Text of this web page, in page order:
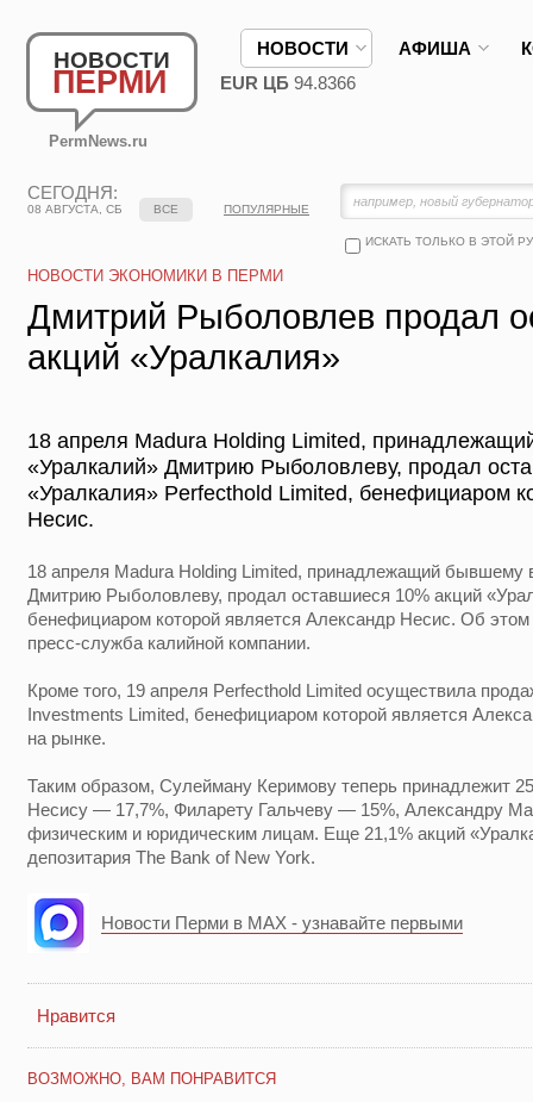
НОВОСТИ
ПЕРМИ
PermNews.ru
НОВОСТИ АФИША
EUR ЦБ 94.8366
СЕГОДНЯ:
08 АВГУСТА, СБ
ИСКАТЬ ТОЛЬКО В ЭТОЙ
ВСЕ ПОПУЛЯРНЫЕ
НОВОСТИ ЭКОНОМИКИ В ПЕРМИ
Дмитрий Рыболовлев продал
акций «Уралкалия»
18 апреля Madura Holding Limited,
«Уралкалий» Дмитрию Рыболовлеву, продал
«Уралкалия» Perfecthold Limited, бенефициаром
Несис.
18 апреля Madura Holding Limited, принадлежащий
Дмитрию Рыболовлеву, продал оставшиеся 10% акций
бенефициаром которой является Александр Несис. Об
пресс-служба калийной компании.
Кроме того, 19 апреля Perfecthold Limited осуществила
Investments Limited, бенефициаром которой является
на рынке.
Таким образом, Сулейману Керимову теперь принадлежит
Несису — 17,7%, Филарету Гальчеву — 15%, Александру
физическим и юридическим лицам. Еще 21,1% акций
депозитария The Bank of New York.
Новости Перми в MAX - узнавайте первыми
Нравится
ВОЗМОЖНО, ВАМ ПОНРАВИТСЯ